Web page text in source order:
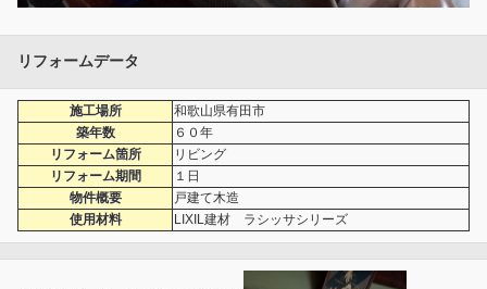
リフォームデータ
施工場所
和歌山県有田市
築年数
６０年
リフォーム箇所
リビング
リフォーム期間
１日
物件概要
戸建て木造
使用材料
LIXIL建材 ラシッサシリーズ